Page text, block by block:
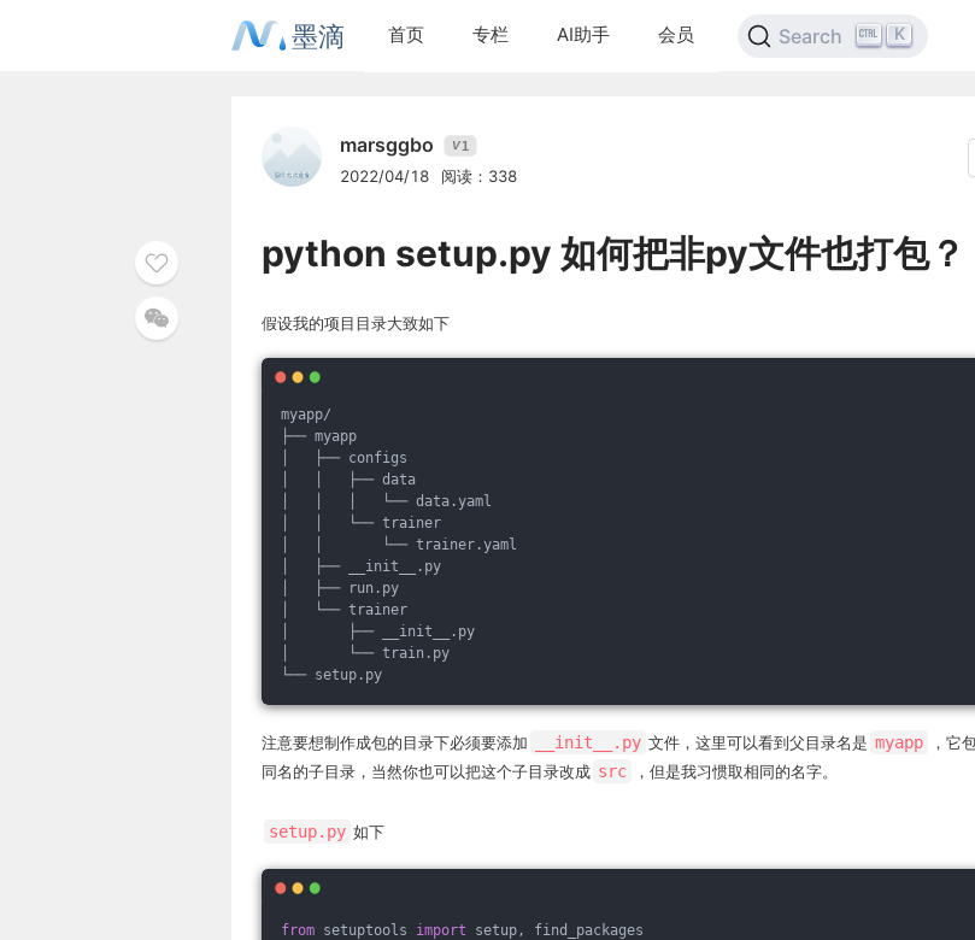
墨滴 首页 专栏 AI助手 会员 Search K
marsggbo V1
2022/04/18 阅读：338
python setup.py 如何把非py文件也打包？
假设我的项目目录大致如下
myapp/
├── myapp
│   ├── configs
│   │   ├── data
│   │   │   └── data.yaml
│   │   └── trainer
│   │       └── trainer.yaml
│   ├── __init__.py
│   ├── run.py
│   └── trainer
│       ├── __init__.py
│       └── train.py
└── setup.py
注意要想制作成包的目录下必须要添加 __init__.py 文件，这里可以看到父目录名是 myapp
，它
同名的子目录，当然你也可以把这个子目录改成 src ，但是我习惯取相同的名字。
setup.py 如下
from setuptools import setup, find_packages